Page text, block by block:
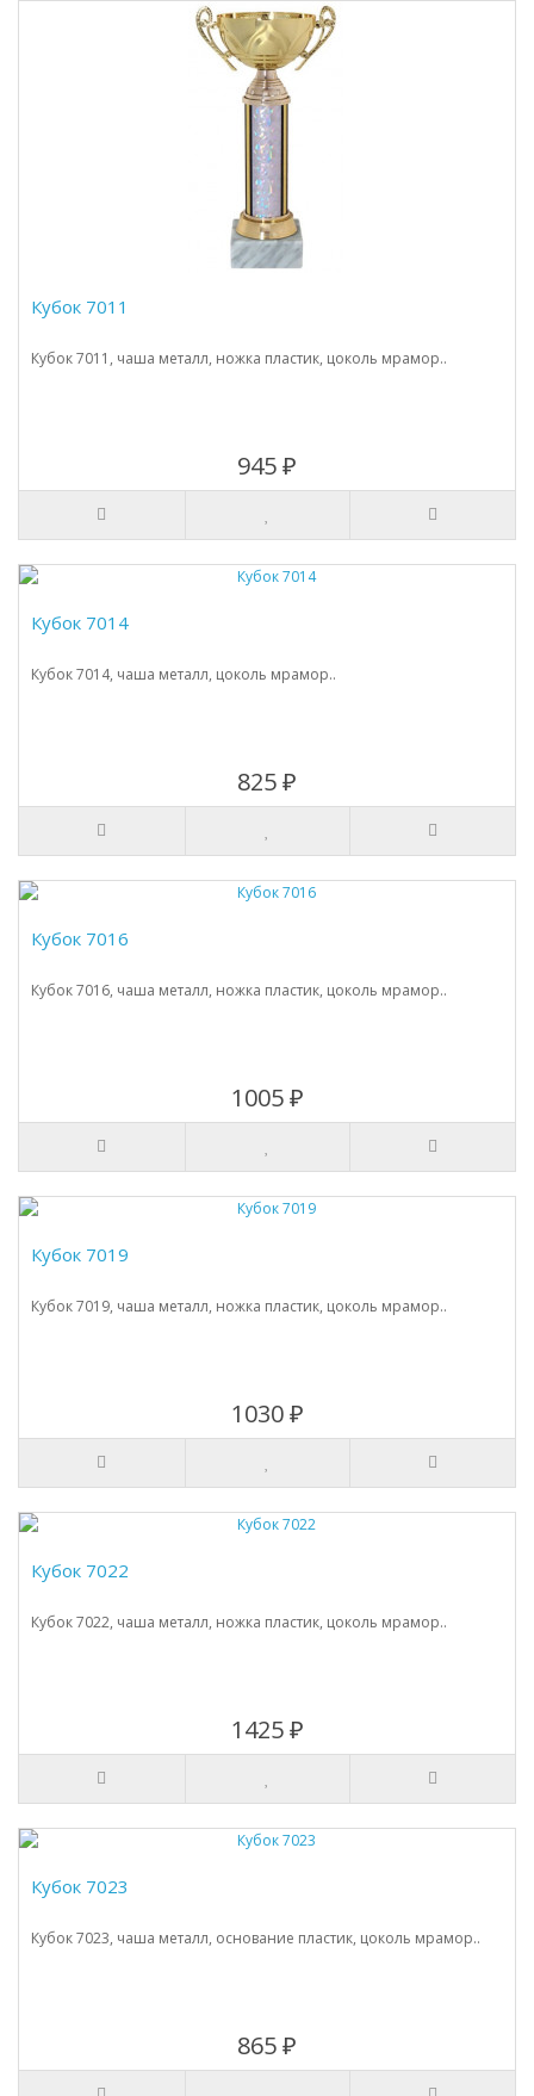
Кубок 7011
Кубок 7011, чаша металл, ножка пластик, цоколь мрамор..
945 ₽
Кубок 7014
Кубок 7014, чаша металл, цоколь мрамор..
825 ₽
Кубок 7016
Кубок 7016, чаша металл, ножка пластик, цоколь мрамор..
1005 ₽
Кубок 7019
Кубок 7019, чаша металл, ножка пластик, цоколь мрамор..
1030 ₽
Кубок 7022
Кубок 7022, чаша металл, ножка пластик, цоколь мрамор..
1425 ₽
Кубок 7023
Кубок 7023, чаша металл, основание пластик, цоколь мрамор..
865 ₽